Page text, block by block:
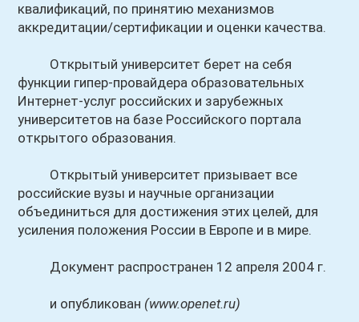
квалификаций, по принятию механизмов
аккредитации/сертификации и оценки качества.
Открытый университет берет на себя
функции гипер-провайдера образовательных
Интернет-услуг российских и зарубежных
университетов на базе Российского портала
открытого образования.
Открытый университет призывает все
российские вузы и научные организации
объединиться для достижения этих целей, для
усиления положения России в Европе и в мире.
Документ распространен 12 апреля 2004 г.
и опубликован (www.openet.ru)